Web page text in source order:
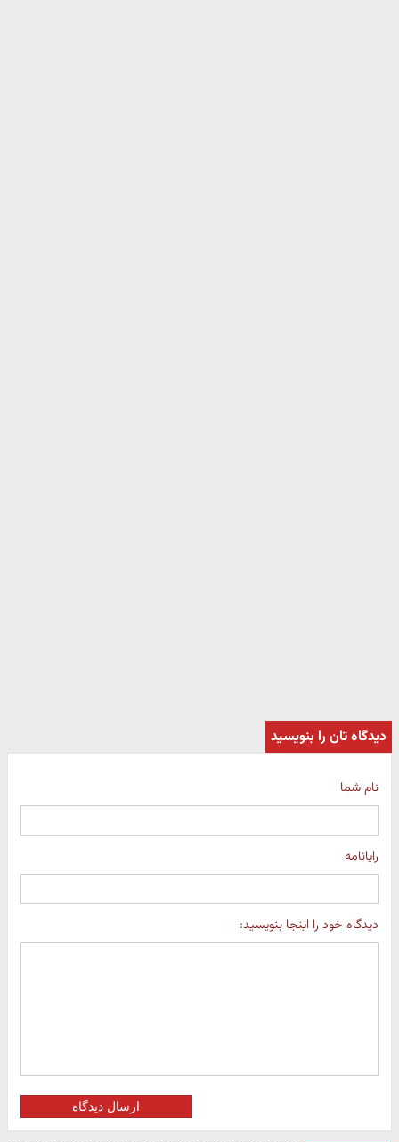
دیدگاه تان را بنویسید
نام شما
رایانامه
دیدگاه خود را اینجا بنویسید:
ارسال دیدگاه